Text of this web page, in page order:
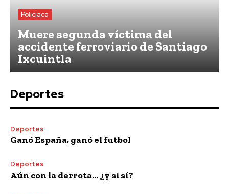
Policiaca
Muere segunda víctima del
accidente ferroviario de Santiago
Ixcuintla
Deportes
Deportes
Ganó España, ganó el futbol
Deportes
Aún con la derrota… ¿y si sí?